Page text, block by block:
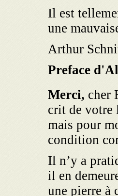
Il est
une
Arthur
Preface
Merci, cher
crit de votre
mais pour
condition
Il n’y a
il en
une pierre à